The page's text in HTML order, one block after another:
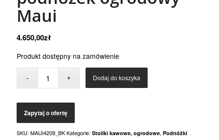
Maui
4.650,00zł
Produkt dostępny na zamówienie
Dodaj do koszyka
SKU: MAUI4209_BK Kategorie: Stoliki kawowe, ogrodowe, Podnóżki